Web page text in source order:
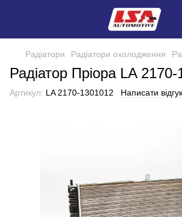
Радіатори Радіатори охолодження
Радіатор Пріора LA
Артикул: LA 2170-1301012 Написати відгук